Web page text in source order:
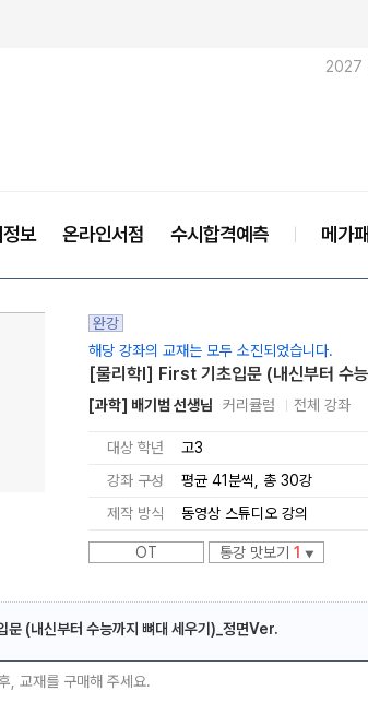
2027
메가스터디
보 온라인서점 수시합격예측 메가
완강
해당 강좌의 교재는 모두 소진되었습니다.
[물리학l] First 기초입문 (내신부터 수
[과학] 배기범 선생님 커리큘럼 전체 강좌
대상 학년 고3
강좌 구성
평균 41분씩, 총 30강
제작 방식
동영상 스튜디오 강의
OT 통강 맛보기 1 ▼
(내신부터 수능까지 뼈대 세우기)_정면Ver.
, 교재를 구매해 주세요.